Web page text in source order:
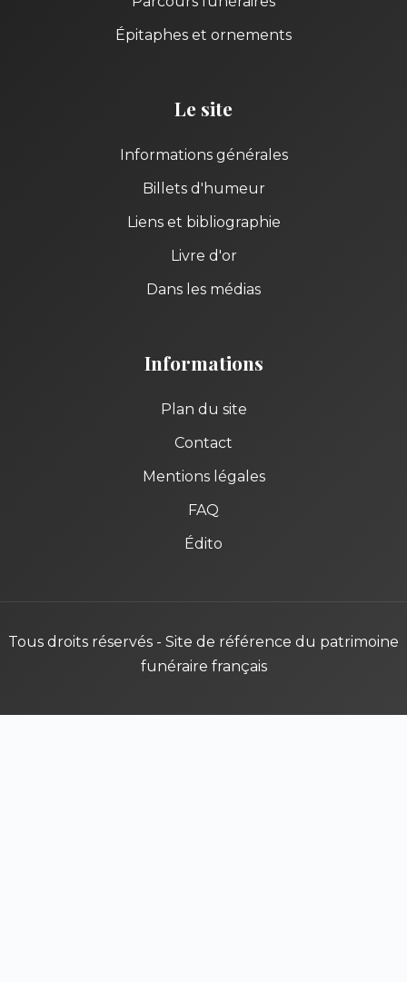
Épitaphes et ornements
Le site
Informations générales
Billets d'humeur
Liens et bibliographie
Livre d'or
Dans les médias
Informations
Plan du site
Contact
Mentions légales
FAQ
Édito
Tous droits réservés - Site de référence du patrimoine
funéraire français